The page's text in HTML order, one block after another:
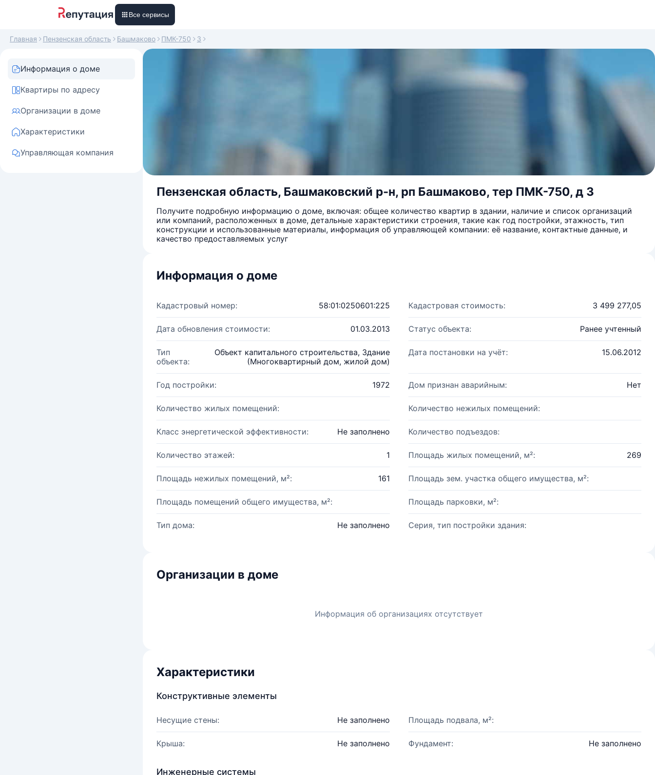
Все сервисы
Главная Пензенская область Башмаково ПМК-750 3
Информация о доме
Квартиры по адресу
Организации в доме
Характеристики
Управляющая компания
Пензенская область, Башмаковский р-н, рп Башмаково, тер ПМК-750, д 3
Получите подробную информацию о доме, включая: общее количество квартир в здании, наличие и список организаций
или компаний, расположенных в доме, детальные характеристики строения, такие как год постройки, этажность, тип
конструкции и использованные материалы, информация об управляющей компании: её название, контактные данные, и
качество предоставляемых услуг
Информация о доме
Кадастровый номер: 58:01:0250601:225 Кадастровая стоимость: 3 499 277,05
Дата обновления стоимости: 01.03.2013 Статус объекта: Ранее учтенный
Тип
объекта:
Объект капитального строительства, Здание
(Многоквартирный дом, жилой дом)
Дата постановки на учёт: 15.06.2012
Год постройки: 1972 Дом признан аварийным: Нет
Количество жилых помещений: Количество нежилых помещений:
Класс энергетической эффективности: Не заполнено Количество подъездов:
Количество этажей: 1 Площадь жилых помещений, м²: 269
Площадь нежилых помещений, м²: 161 Площадь зем. участка общего имущества, м²:
Площадь помещений общего имущества, м²: Площадь парковки, м²:
Тип дома: Не заполнено Серия, тип постройки здания:
Организации в доме
Информация об организациях отсутствует
Характеристики
Конструктивные элементы
Несущие стены: Не заполнено Площадь подвала, м²:
Крыша: Не заполнено Фундамент: Не заполнено
Инженерные системы